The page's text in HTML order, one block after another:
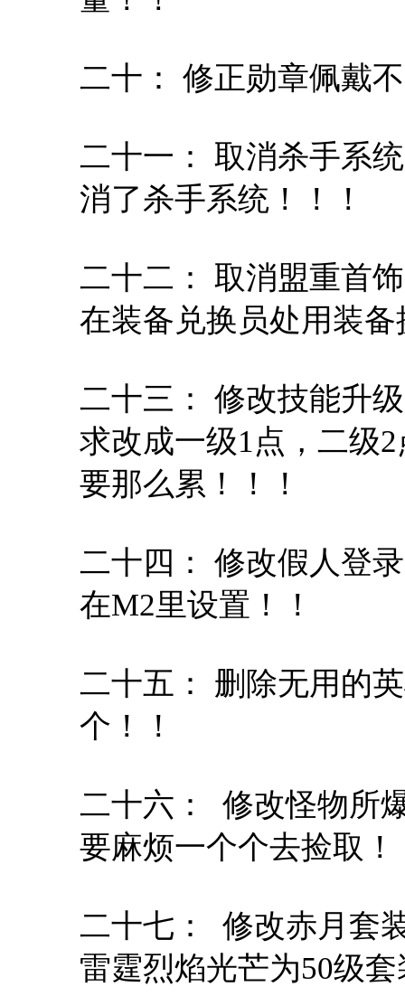
二十： 修正勋章佩戴
二十一： 取消杀手系
消了杀手系统！！！
二十二： 取消盟重首
在装备兑换员处用装
二十三： 修改技能升
求改成一级1点，二级
要那么累！！！
二十四： 修改假人登
在M2里设置！！
二十五： 删除无用的
个！！
二十六： 修改怪物所
要麻烦一个个去捡取！
二十七： 修改赤月套
雷霆烈焰光芒为50级